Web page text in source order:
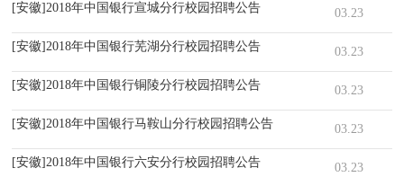
[安徽]2018年中国银行宣城分行校园招聘公告 03.23
[安徽]2018年中国银行芜湖分行校园招聘公告 03.23
[安徽]2018年中国银行铜陵分行校园招聘公告 03.23
[安徽]2018年中国银行马鞍山分行校园招聘公告 03.23
[安徽]2018年中国银行六安分行校园招聘公告 03.23